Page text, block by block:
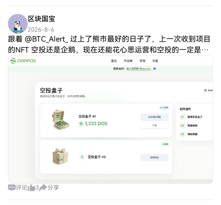
区块国宝
2026-8-6
跟着 @BTC_Alert_ 过上了熊市最好的日子了，上一次收到项目
的NFT 空投还是企鹅，现在还能花心思运营和空投的一定是好
项目，不要犟，犟就是你对！ 感谢 @dappOS_com 官方，
评论 3 分享